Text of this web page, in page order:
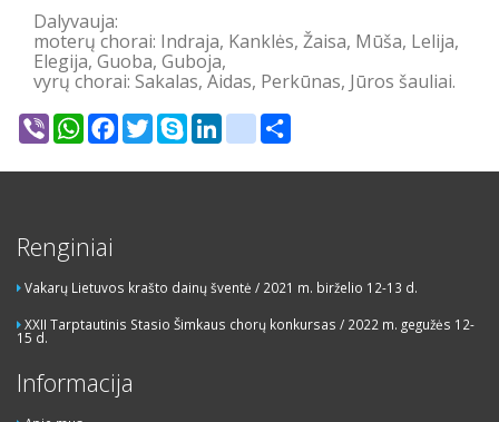
Dalyvauja:
moterų chorai: Indraja, Kanklės, Žaisa, Mūša, Lelija,
Elegija, Guoba, Guboja,
vyrų chorai: Sakalas, Aidas, Perkūnas, Jūros šauliai.
Viber WhatsAppFacebook
TwitterSkypeLinkedIngoogle_bookmarks
Renginiai
Vakarų Lietuvos krašto dainų šventė / 2021 m. birželio 12-13 d.
XXII Tarptautinis Stasio Šimkaus chorų konkursas / 2022 m. gegužės 12-
15 d.
Informacija